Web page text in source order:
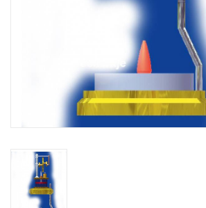
Bouwbeschrijvingen